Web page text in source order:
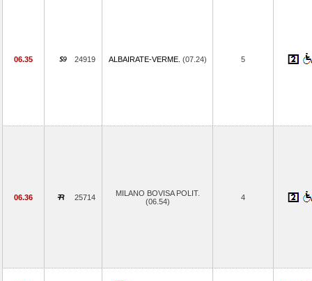
06.35 24919 ALBAIRATE-VERME. (07.24) 5
06.36 25714
MILANO BOVISA POLIT.
(06.54)
4